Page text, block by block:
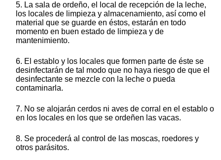
5. La sala de ordeño, el local de recepción de la leche,
los locales de limpieza y almacenamiento, así como el
material que se guarde en éstos, estarán en todo
momento en buen estado de limpieza y de
mantenimiento.
6. El establo y los locales que formen parte de éste se
desinfectarán de tal modo que no haya riesgo de que el
desinfectante se mezcle con la leche o pueda
contaminarla.
7. No se alojarán cerdos ni aves de corral en el establo o
en los locales en los que se ordeñen las vacas.
8. Se procederá al control de las moscas, roedores y
otros parásitos.